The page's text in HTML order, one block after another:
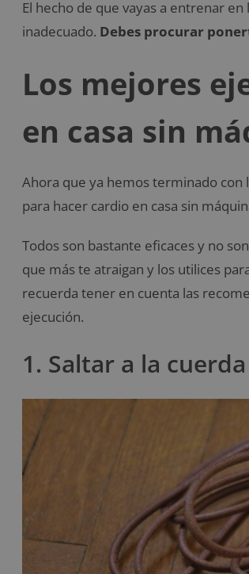
El hecho de que vayas a entrenar
inadecuado. Debes procurar
Los mejores
en casa sin
Ahora que ya hemos terminado con
para hacer cardio en casa sin
Todos son bastante eficaces y no
que más te atraigan y los utilices
recuerda tener en cuenta las
ejecución.
1. Saltar a la cuerda